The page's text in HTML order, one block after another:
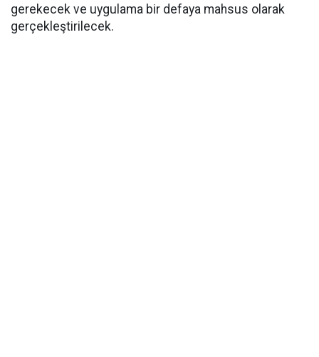
gerekecek ve uygulama bir defaya mahsus olarak
gerçekleştirilecek.